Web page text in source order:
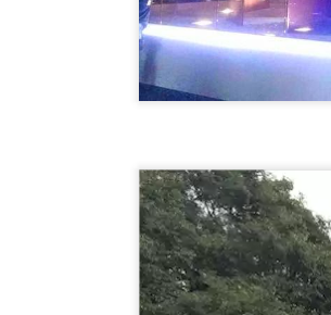
Olha que lindo o gráfico
no meu canalno Youtube.